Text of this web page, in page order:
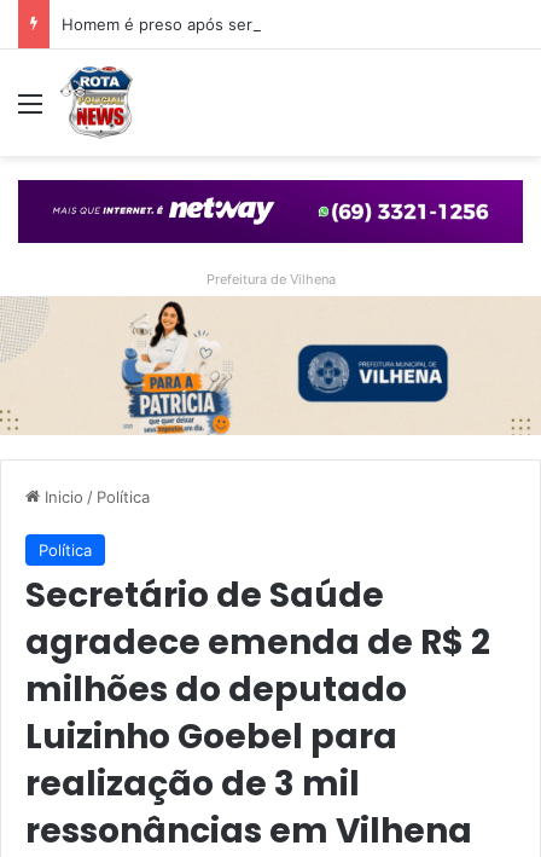
Menu
Prefeitura de Vilhena
Inicio / Política
Política
Secretário de Saúde
agradece emenda de R$ 2
milhões do deputado
Luizinho Goebel para
realização de 3 mil
ressonâncias em Vilhena